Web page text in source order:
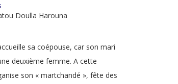
Doulla Harouna
sa coépouse, car son mari
deuxième femme. A cette
son « martchandé », fête des